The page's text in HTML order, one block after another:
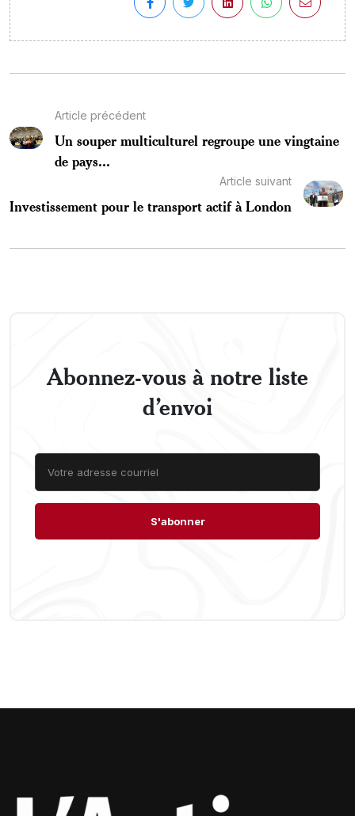
Article précédent
Un souper multiculturel regroupe une vingtaine
de pays...
Article suivant
Investissement pour le transport actif à London
Abonnez-vous à notre liste
d’envoi